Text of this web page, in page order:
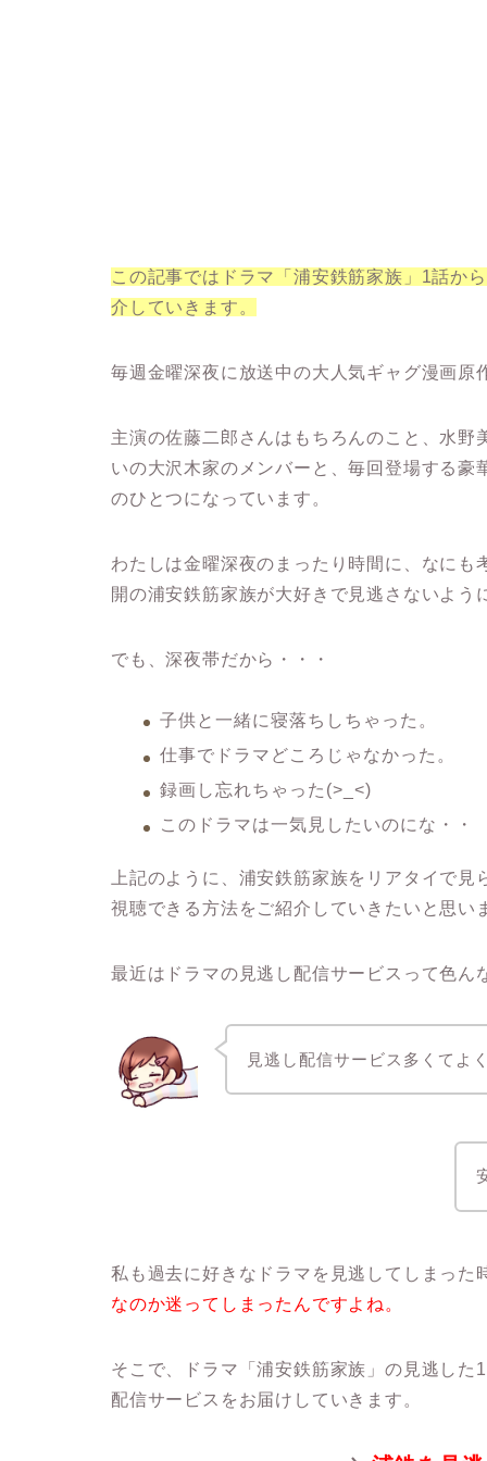
この記事ではドラマ「浦安鉄筋家族」1話か
介していきます。
毎週金曜深夜に放送中の大人気ギャグ漫画
主演の佐藤二郎さんはもちろんのこと、水
いの大沢木家のメンバーと、毎回登場する
のひとつになっています。
わたしは金曜深夜のまったり時間に、なに
開の浦安鉄筋家族が大好きで見逃さないよう
でも、深夜帯だから・・・
子供と一緒に寝落ちしちゃった。
仕事でドラマどころじゃなかった。
録画し忘れちゃった(>_<)
このドラマは一気見したいのにな・・
上記のように、浦安鉄筋家族をリアタイで
視聴できる方法をご紹介していきたいと思い
最近はドラマの見逃し配信サービスって色ん
見逃し配信サービス多くてよ
私も過去に好きなドラマを見逃してしまった
なのか迷ってしまったんですよね。
そこで、ドラマ「浦安鉄筋家族」の見逃し
配信サービスをお届けしていきます。